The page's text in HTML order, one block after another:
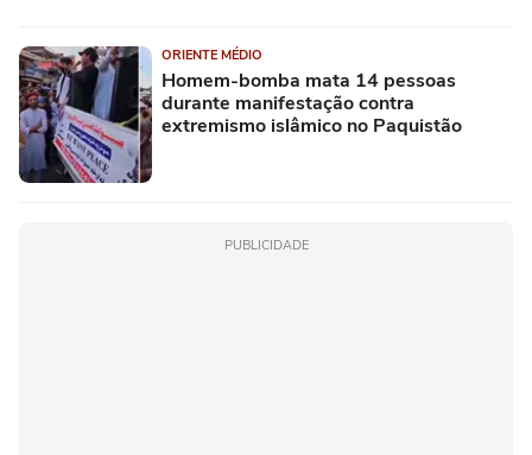
ORIENTE MÉDIO
Homem-bomba mata 14 pessoas
durante manifestação contra
extremismo islâmico no Paquistão
PUBLICIDADE